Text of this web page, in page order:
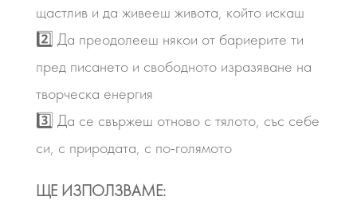
щастлив и да живееш живота, който искаш
2️⃣ Да преодолееш някои от бариерите ти
пред писането и свободното изразяване на
творческа енергия
3️⃣ Да се свържеш отново с тялото, със себе
си, с природата, с по-голямото
ЩЕ ИЗПОЛЗВАМЕ: